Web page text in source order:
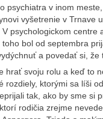
psychiatra v inom
vyšetrenie v Trnave
psychologickom centre
bol od septembra
a povedať si,
hrať svoju rolu a keď to
rozdiely, ktorými sa líši
tak, ako by sme si
rodičia zrejme